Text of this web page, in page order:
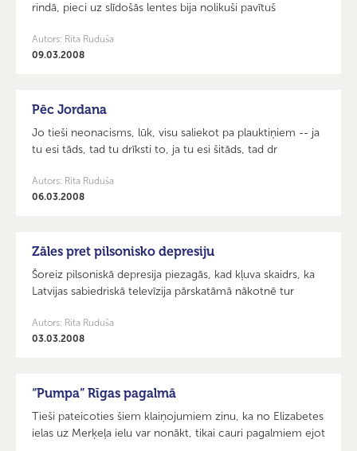
rindā, pieci uz slīdošās lentes bija nolikuši pavītuš
Autors: Rita Ruduša
09.03.2008
Pēc Jordana
Jo tieši neonacisms, lūk, visu saliekot pa plauktiņiem -- ja
tu esi tāds, tad tu drīksti to, ja tu esi šitāds, tad dr
Autors: Rita Ruduša
06.03.2008
Zāles pret pilsonisko depresiju
Šoreiz pilsoniskā depresija piezagās, kad kļuva skaidrs, ka
Latvijas sabiedriskā televīzija pārskatāmā nākotnē tur
Autors: Rita Ruduša
03.03.2008
“Pumpa” Rīgas pagalmā
Tieši pateicoties šiem klaiņojumiem zinu, ka no Elizabetes
ielas uz Merķeļa ielu var nonākt, tikai cauri pagalmiem ejot